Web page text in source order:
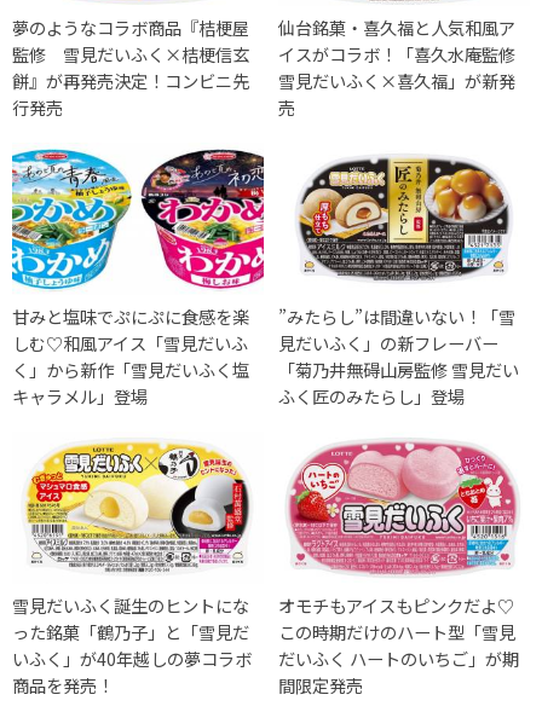
夢のようなコラボ商品『桔梗屋
監修 雪見だいふく×桔梗信玄
餅』が再発売決定！コンビニ先
行発売
仙台銘菓・喜久福と人気和風ア
イスがコラボ！「喜久水庵監修
雪見だいふく×喜久福」が新発
売
甘みと塩味でぷにぷに食感を楽
しむ♡和風アイス「雪見だいふ
く」から新作「雪見だいふく塩
キャラメル」登場
”みたらし”は間違いない！「雪
見だいふく」の新フレーバー
「菊乃井無碍山房監修 雪見だい
ふく匠のみたらし」登場
雪見だいふく誕生のヒントにな
った銘菓「鶴乃子」と「雪見だ
いふく」が40年越しの夢コラボ
商品を発売！
オモチもアイスもピンクだよ♡
この時期だけのハート型「雪見
だいふく ハートのいちご」が期
間限定発売